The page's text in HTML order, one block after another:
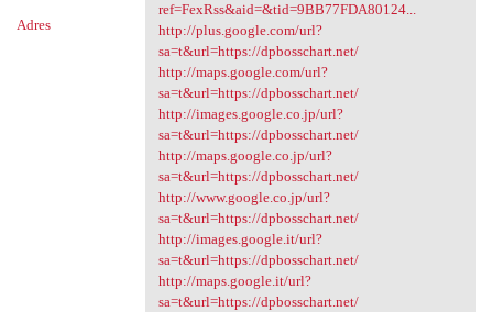
Adres
ref=FexRss&aid=&tid=9BB77FDA80124...
http://plus.google.com/url?
sa=t&url=https://dpbosschart.net/
http://maps.google.com/url?
sa=t&url=https://dpbosschart.net/
http://images.google.co.jp/url?
sa=t&url=https://dpbosschart.net/
http://maps.google.co.jp/url?
sa=t&url=https://dpbosschart.net/
http://www.google.co.jp/url?
sa=t&url=https://dpbosschart.net/
http://images.google.it/url?
sa=t&url=https://dpbosschart.net/
http://maps.google.it/url?
sa=t&url=https://dpbosschart.net/